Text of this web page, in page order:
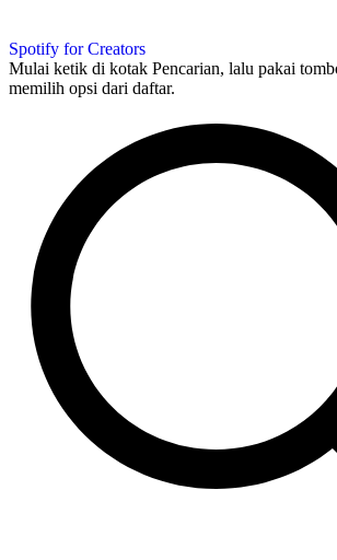
Spotify for Creators
Mulai ketik di kotak Pencarian, lalu pakai
memilih opsi dari daftar.